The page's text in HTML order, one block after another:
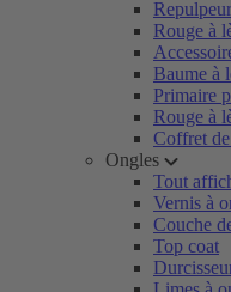
Rouge à
Baume à
Primaire
Rouge à
Coffret
Ongles
Tout
Vernis à
Couche
Top coat